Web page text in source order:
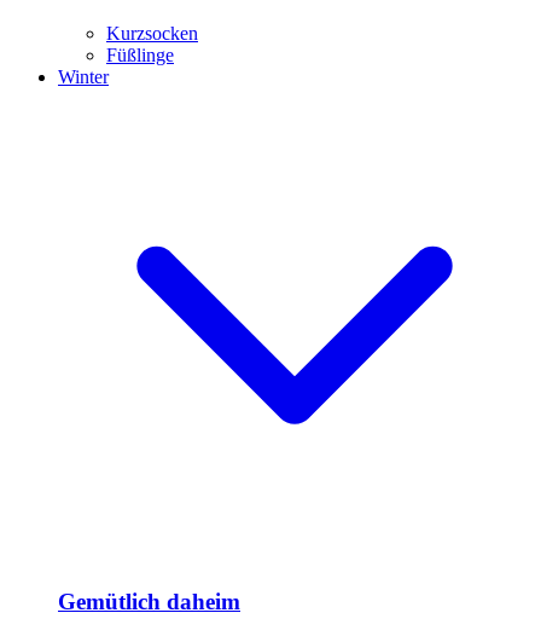
Kurzsocken
Füßlinge
Winter
Gemütlich daheim